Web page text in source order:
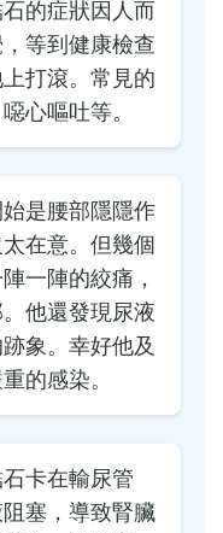
的症狀因人而
等到健康檢查
打滾。常見的
心嘔吐等。
是腰部隱隱作
在意。但幾個
一陣的絞痛，
他還發現尿液
象。幸好他及
的感染。
卡在輸尿管
塞，導致腎臟